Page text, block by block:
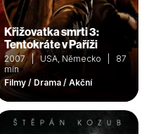
Křižovatka smrti 3:
Tentokráte v Paříži
2007 | USA, Německo | 87
min
Filmy / Drama / Akční